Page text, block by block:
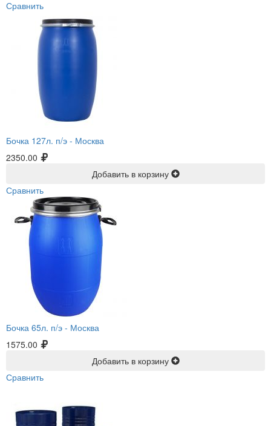
Сравнить
Бочка 127л. п/э - Москва
2350.00
Добавить в корзину
Сравнить
Бочка 65л. п/э - Москва
1575.00
Добавить в корзину
Сравнить